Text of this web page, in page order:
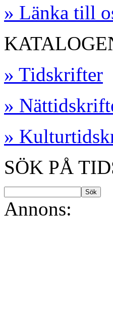
» Länka till
» Tidskrifter
»
»
SÖK PÅ
Annons: